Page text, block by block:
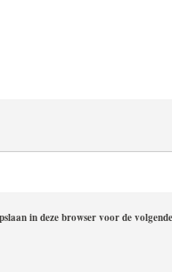
in deze browser voor de